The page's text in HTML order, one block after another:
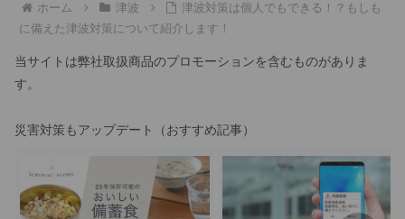
ホーム 津波
津波対策は個人でもできる！？もしも
に備えた津波対策について紹介します！
当サイトは弊社取扱商品のプロモーションを含むものがありま
す。
災害対策もアップデート（おすすめ記事）